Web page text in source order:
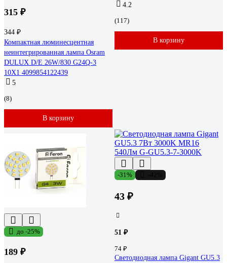
315 ₽
344 ₽
Компактная люминесцентная
неинтегрированная лампа Osram
DULUX D/E 26W/830 G24Q-3
10X1 4099854122439
5
(8)
В корзину
4.2
(117)
В корзину
до -25%
189 ₽
-31%
43 ₽
51 ₽
74 ₽
Светодиодная лампа Gigant GU5.3